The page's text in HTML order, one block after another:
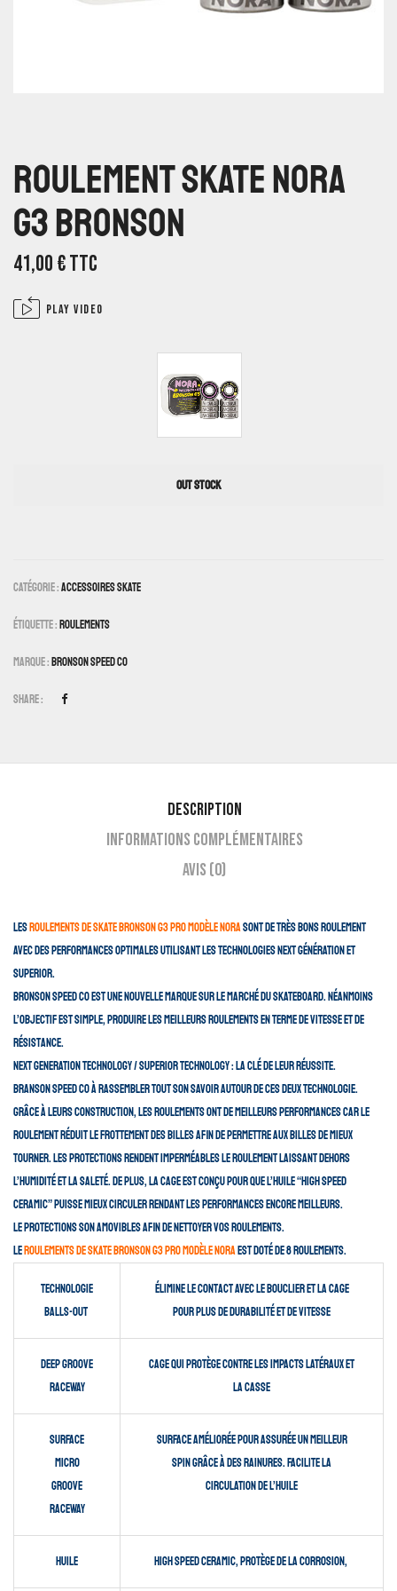
Roulement Skate Nora
G3 Bronson
41,00€TTC
Play video
OUT STOCK
Catégorie :Accessoires Skate
Étiquette : Roulements
Marque : Bronson Speed Co
Share :
Description
Informations complémentaires
Avis (0)
Les roulements de skate Bronson G3 pro modèle Norasont de très bons roulement
avec des performances optimales utilisant les technologies Next Génération et
Superior.
Bronson Speed Co est une nouvelle marque sur le marché du skateboard. Néanmoins
l’objectif est simple, produire les meilleurs roulements en terme de vitesse et de
résistance.
Next generation technology / superior technology : la clé de leur réussite.
Branson Speed Co à rassembler tout son savoir autour de ces deux technologie.
Grâce à leurs construction, les roulements ont de meilleurs performances car le
roulement réduit le frottement des billes afin de permettre aux billes de mieux
tourner. Les protections rendent imperméables le roulement laissant dehors
l’humidité et la saleté. De plus, la cage est conçu pour que l’huile “High Speed
Ceramic” puisse mieux circuler rendant les performances encore meilleurs.
Le protections son amovibles afin de nettoyer vos roulements.
Le roulements de skate Bronson G3 pro modèle Nora est doté de 8 roulements.
Technologie
Balls-out
élimine le contact avec le bouclier et la cage
pour plus de durabilité et de vitesse
Deep Groove
Raceway
Cage qui protège contre les impacts latéraux et
la casse
Surface
micro
Groove
Raceway
surface améliorée pour assurée un meilleur
spin grâce à des rainures. Facilite la
circulation de l’huile
Huile High Speed ceramic, protège de la corrosion,